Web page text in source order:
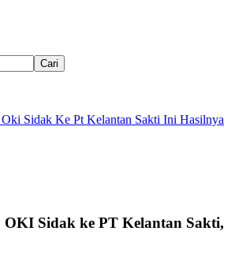
Cari
Sidak Ke Pt Kelantan Sakti Ini Hasilnya
Sidak ke PT Kelantan Sakti,